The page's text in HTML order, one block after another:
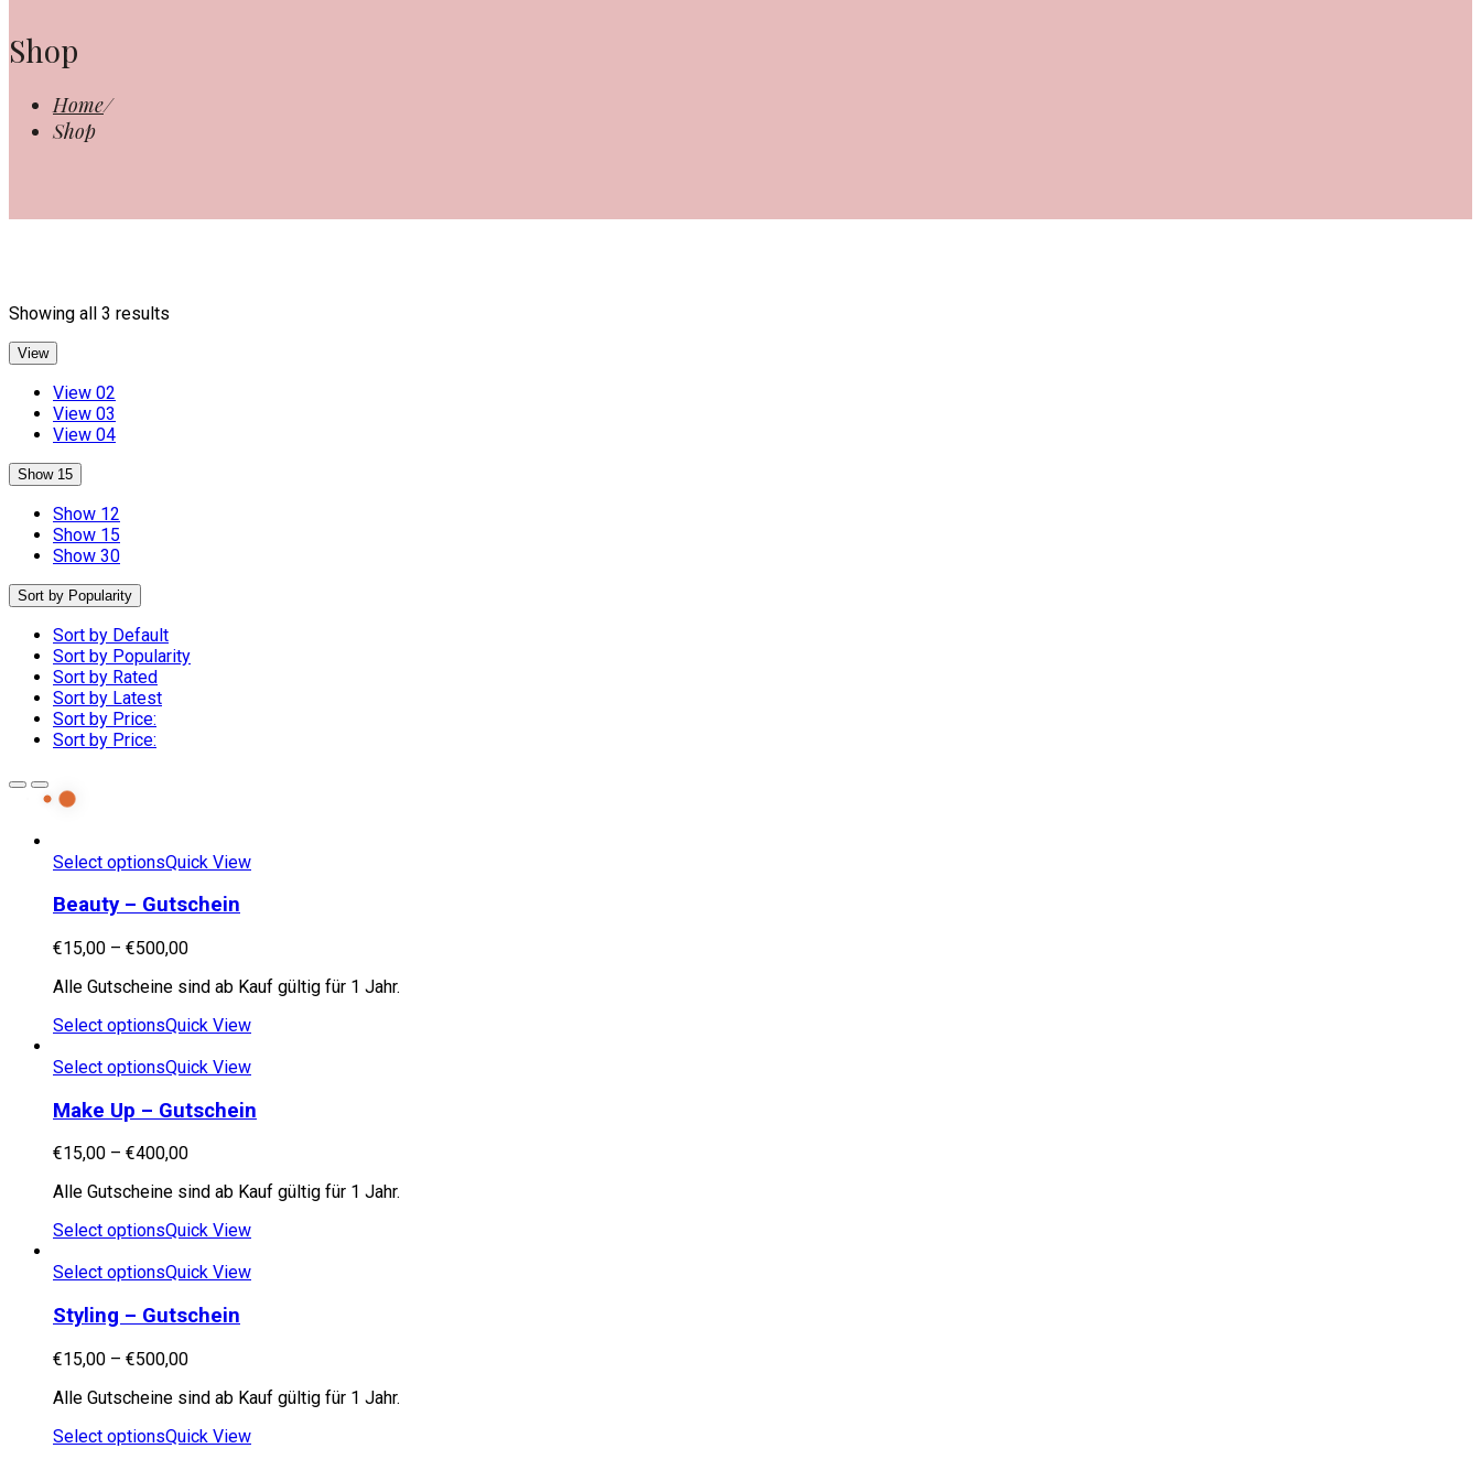
Shop
Home/
Shop
Showing all 3 results
View
View 02
View 03
View 04
Show 15
Show 12
Show 15
Show 30
Sort by Popularity
Sort by Default
Sort by Popularity
Sort by Rated
Sort by Latest
Sort by Price:
Sort by Price:
Select optionsQuick View
Beauty – Gutschein
€15,00 – €500,00
Alle Gutscheine sind ab Kauf gültig für 1 Jahr.
Select optionsQuick View
Select optionsQuick View
Make Up – Gutschein
€15,00 – €400,00
Alle Gutscheine sind ab Kauf gültig für 1 Jahr.
Select optionsQuick View
Select optionsQuick View
Styling – Gutschein
€15,00 – €500,00
Alle Gutscheine sind ab Kauf gültig für 1 Jahr.
Select optionsQuick View